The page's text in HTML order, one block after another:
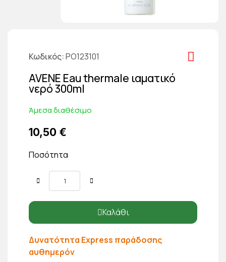
Κωδικός PO123101
AVENE Eau thermale ιαματικό
νερό 300ml
Άμεσα διαθέσιμο
10,50 €
Ποσότητα
Καλάθι
Δυνατότητα Express παράδοσης
αυθημερόν